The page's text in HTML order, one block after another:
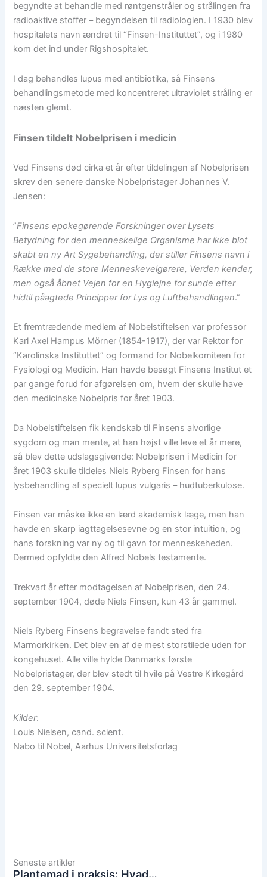
begyndte at behandle med røntgenstråler og strålingen fra
radioaktive stoffer – begyndelsen til radiologien. I 1930 blev
hospitalets navn ændret til “Finsen-Instituttet”, og i 1980
kom det ind under Rigshospitalet.
I dag behandles lupus med antibiotika, så Finsens
behandlingsmetode med koncentreret ultraviolet stråling er
næsten glemt.
Finsen tildelt Nobelprisen i medicin
Ved Finsens død cirka et år efter tildelingen af Nobelprisen
skrev den senere danske Nobelpristager Johannes V.
Jensen:
”Finsens epokegørende Forskninger over Lysets
Betydning for den menneskelige Organisme har ikke blot
skabt en ny Art Sygebehandling, der stiller Finsens navn i
Række med de store Menneskevelgørere, Verden kender,
men også åbnet Vejen for en Hygiejne for sunde efter
hidtil påagtede Principper for Lys og Luftbehandlingen.”
Et fremtrædende medlem af Nobelstiftelsen var professor
Karl Axel Hampus Mörner (1854-1917), der var Rektor for
“Karolinska Instituttet” og formand for Nobelkomiteen for
Fysiologi og Medicin. Han havde besøgt Finsens Institut et
par gange forud for afgørelsen om, hvem der skulle have
den medicinske Nobelpris for året 1903.
Da Nobelstiftelsen fik kendskab til Finsens alvorlige
sygdom og man mente, at han højst ville leve et år mere,
så blev dette udslagsgivende: Nobelprisen i Medicin for
året 1903 skulle tildeles Niels Ryberg Finsen for hans
lysbehandling af specielt lupus vulgaris – hudtuberkulose.
Finsen var måske ikke en lærd akademisk læge, men han
havde en skarp iagttagelsesevne og en stor intuition, og
hans forskning var ny og til gavn for menneskeheden.
Dermed opfyldte den Alfred Nobels testamente.
Trekvart år efter modtagelsen af Nobelprisen, den 24.
september 1904, døde Niels Finsen, kun 43 år gammel.
Niels Ryberg Finsens begravelse fandt sted fra
Marmorkirken. Det blev en af de mest storstilede uden for
kongehuset. Alle ville hylde Danmarks første
Nobelpristager, der blev stedt til hvile på Vestre Kirkegård
den 29. september 1904.
Kilder:
Louis Nielsen, cand. scient.
Nabo til Nobel, Aarhus Universitetsforlag
Seneste artikler
Plantemad i praksis: Hvad…